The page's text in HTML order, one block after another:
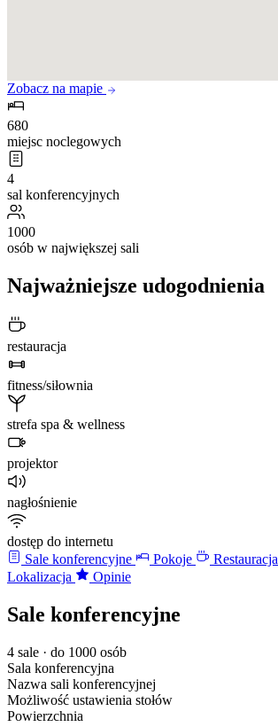
Zobacz na mapie
680
miejsc noclegowych
4
sal konferencyjnych
1000
osób w największej sali
Najważniejsze udogodnienia
restauracja
fitness/siłownia
strefa spa & wellness
projektor
nagłośnienie
dostęp do internetu
Sale konferencyjne
Pokoje Restauracja
Lokalizacja
Opinie
Sale konferencyjne
4 sale · do 1000 osób
Sala konferencyjna
Nazwa sali konferencyjnej
Możliwość ustawienia stołów
Powierzchnia